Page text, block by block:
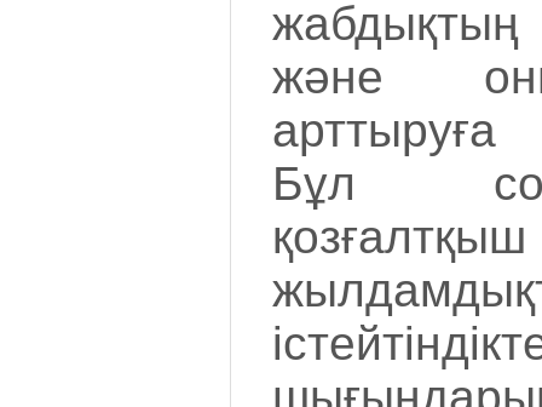
жабдықтың
және
арттыруға
Бұл